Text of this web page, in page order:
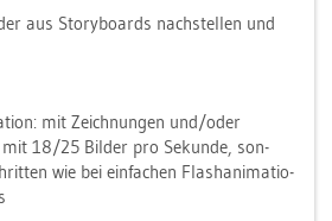
aus Sto­ry­boards nach­stel­len und
mit Zeich­nun­gen und/oder
mit 18/25 Bil­der pro Se­kun­de, son­
wie bei ein­fa­chen Flas­h­ani­ma­tio­